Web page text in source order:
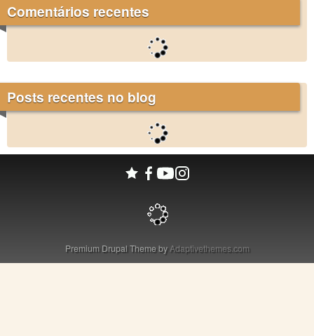
Comentários recentes
Posts recentes no blog
Premium Drupal Theme byAdaptivethemes.com